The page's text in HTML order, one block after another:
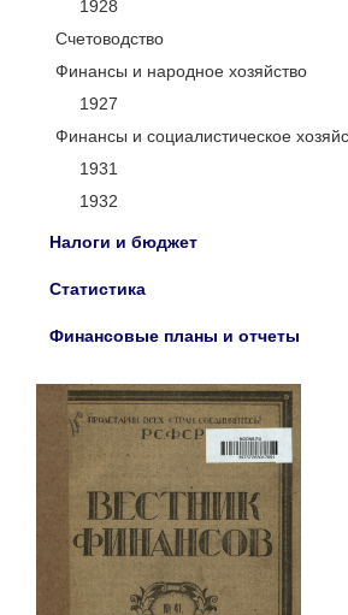
1928
Счетоводство
Финансы и народное хозяйство
1927
Финансы и социалистическое
1931
1932
Налоги и бюджет
Статистика
Финансовые планы и отчеты